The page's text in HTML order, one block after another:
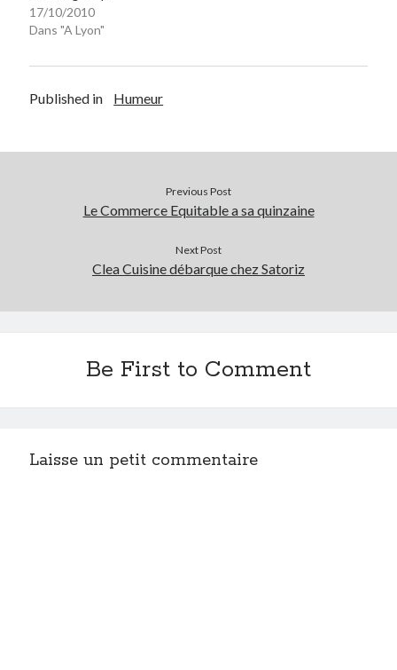
17/10/2010
Dans "A Lyon"
Published in Humeur
Previous Post
Le Commerce Equitable a sa quinzaine
Next Post
Clea Cuisine débarque chez Satoriz
Be First to Comment
Laisse un petit commentaire